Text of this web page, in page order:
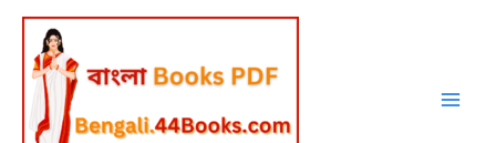
Skip
content